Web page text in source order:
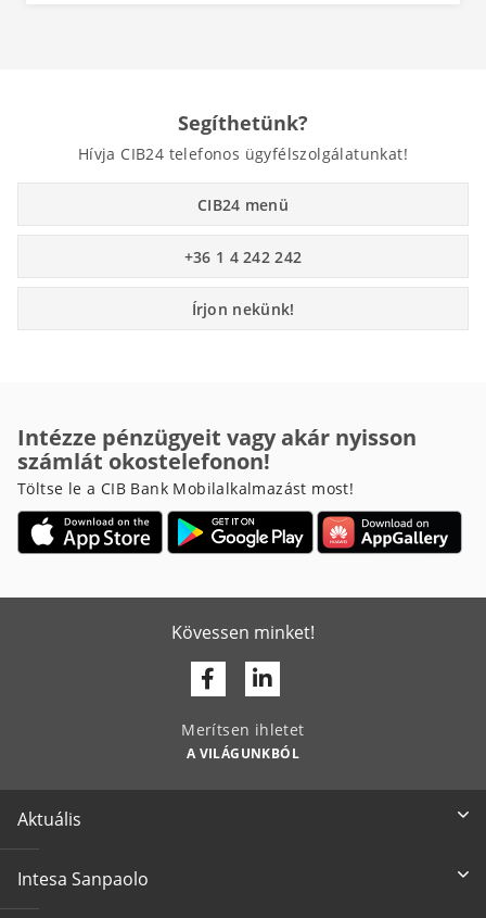
Segíthetünk?
Hívja CIB24 telefonos ügyfélszolgálatunkat!
CIB24 menü
+36 1 4 242 242
Írjon nekünk!
Intézze pénzügyeit vagy akár nyisson
számlát okostelefonon!
Töltse le a CIB Bank Mobilalkalmazást most!
Kövessen minket!
FacebookLinkedin
Merítsen ihletet
A VILÁGUNKBÓL
Aktuális
Intesa Sanpaolo